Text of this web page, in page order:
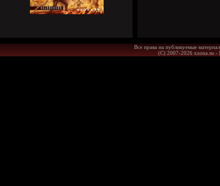
Все права на публикуемые
(С) 2007-2026 xzona.su -